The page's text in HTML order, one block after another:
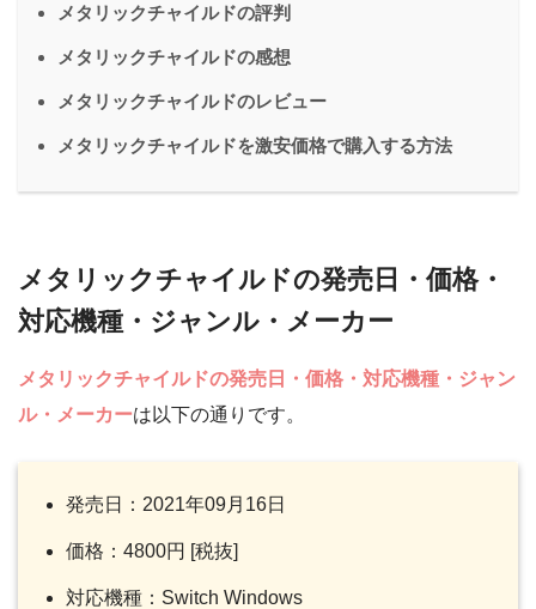
メタリックチャイルドの評判
メタリックチャイルドの感想
メタリックチャイルドのレビュー
メタリックチャイルドを激安価格で購入する方法
メタリックチャイルドの発売日・価格・
対応機種・ジャンル・メーカー
メタリックチャイルドの発売日・価格・対応機種・ジャン
ル・メーカーは以下の通りです。
発売日：2021年09月16日
価格：4800円 [税抜]
対応機種：Switch Windows